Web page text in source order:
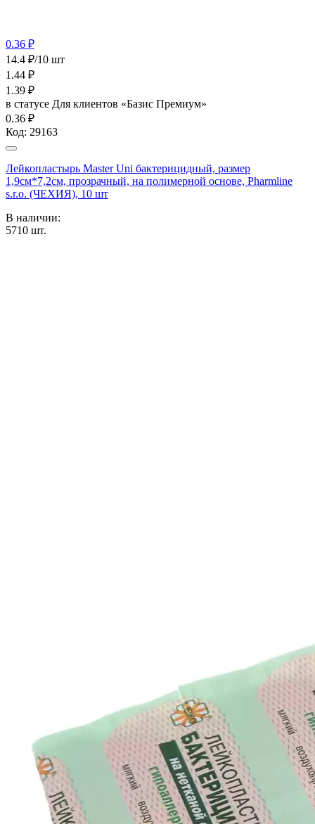
0.36 ₽
14.4 ₽/10 шт
1.44 ₽
1.39 ₽
в статусе Для клиентов «Базис Премиум»
0.36 ₽
Код: 29163
Лейкопластырь Master Uni бактерицидный, размер
1,9см*7,2см, прозрачный, на полимерной основе, Pharmline
s.r.o. (ЧЕХИЯ), 10 шт
В наличии:
5710 шт.